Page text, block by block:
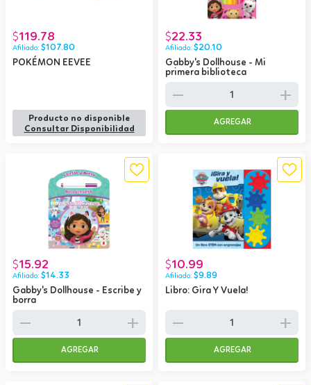
POKÉMON EEVEE
$119.78
$107.80
Producto no disponible
Consultar Disponibilidad
Gabby's Dollhouse - Mi
primera biblioteca
$22.33
$20.10
remove add
AGREGAR
Gabby's Dollhouse - Escribe y
borra
$15.92
$14.33
remove add
AGREGAR
Libro: Gira Y Vuela!
$10.99
$9.89
remove add
AGREGAR